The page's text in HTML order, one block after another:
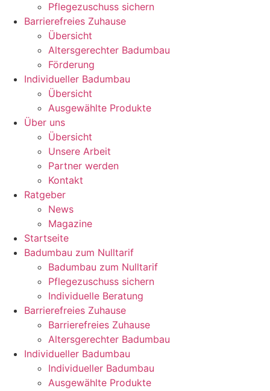
Pflegezuschuss sichern
Barrierefreies Zuhause
Übersicht
Altersgerechter Badumbau
Förderung
Individueller Badumbau
Übersicht
Ausgewählte Produkte
Über uns
Übersicht
Unsere Arbeit
Partner werden
Kontakt
Ratgeber
News
Magazine
Startseite
Badumbau zum Nulltarif
Badumbau zum Nulltarif
Pflegezuschuss sichern
Individuelle Beratung
Barrierefreies Zuhause
Barrierefreies Zuhause
Altersgerechter Badumbau
Individueller Badumbau
Individueller Badumbau
Ausgewählte Produkte